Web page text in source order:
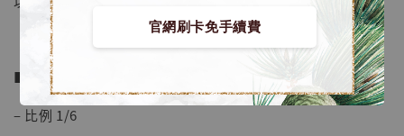
官網刷卡免手續費
【店內現貨】海賊王 系列蒐藏雕像 布魯克達
摩 [7STARS Studio]
■ 商品資訊：
– 比例 1/6